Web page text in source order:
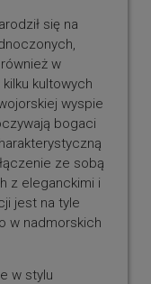
się na
w
kultowych
wyspie
bogaci
ze sobą
z eleganckimi i
jest na tyle
w nadmorskich
w stylu